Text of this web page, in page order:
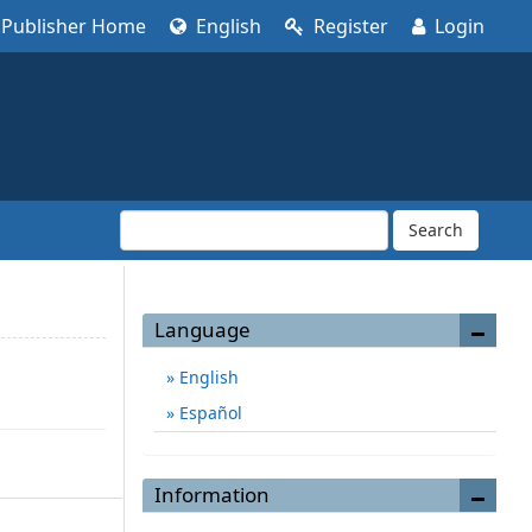
Publisher Home English Register Login
Search
Language
English
Español
Information